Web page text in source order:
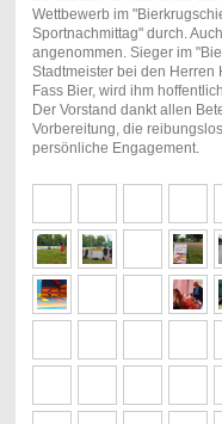
Wettbewerb im
Sportnachmittag" durch.
angenommen. Sieger im
Stadtmeister bei den Herren
Fass Bier, wird ihm
Der Vorstand dankt allen
Vorbereitung, die
persönliche Engagement.